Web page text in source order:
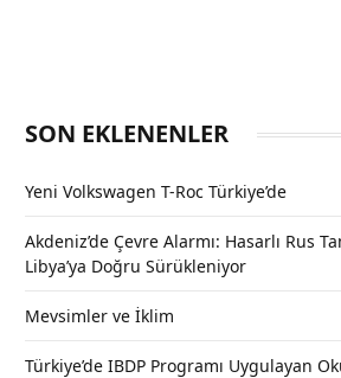
SON EKLENENLER
Yeni Volkswagen T-Roc Türkiye’de
Akdeniz’de Çevre Alarmı: Hasarlı Rus
Libya’ya Doğru Sürükleniyor
Mevsimler ve İklim
Türkiye’de IBDP Programı Uygulayan